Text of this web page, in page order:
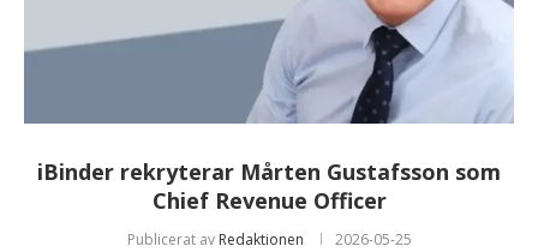
iBinder rekryterar Mårten Gustafsson som
Chief Revenue Officer
Publicerat av Redaktionen 2026-05-25